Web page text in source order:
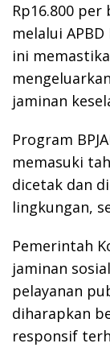
Rp16.800
melalui
ini
jaminan
Program
memasuki
dicetak dan
lingkungan,
Pemerintah
jaminan
pelayanan
diharapkan
responsif